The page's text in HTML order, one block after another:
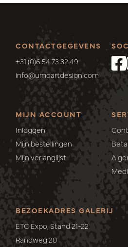
CONTACTGEGEVENS
+31 (0)6 54 73 32 49
info@umoartdesign.com
MIJN ACCOUNT
Inloggen
Mijn bestellingen
Mijn verlanglijst
BEZOEKADRES GALERIJ
ETC Expo, Stand 21-22
Randweg 20